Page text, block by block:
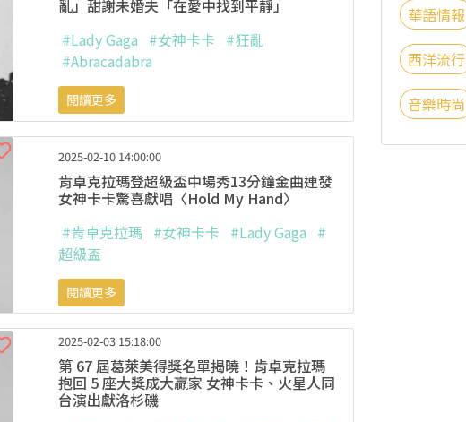
華語情報
西洋流行
音樂時尚
亂」甜謝未婚夫「在愛中找到平靜」
#Lady Gaga #女神卡卡 #狂亂
#Abracadabra
閱讀更多
2025-02-10 14:00:00
肯卓克拉瑪登超級盃中場秀13分鐘金曲連發
女神卡卡驚喜獻唱〈Hold My Hand〉
#肯卓克拉瑪 #女神卡卡 #Lady Gaga #
超級盃
閱讀更多
2025-02-03 15:18:00
第 67 屆葛萊美得獎名單揭曉！肯卓克拉瑪
抱回 5 座大獎成大贏家 女神卡卡、火星人同
台演出獻洛杉磯